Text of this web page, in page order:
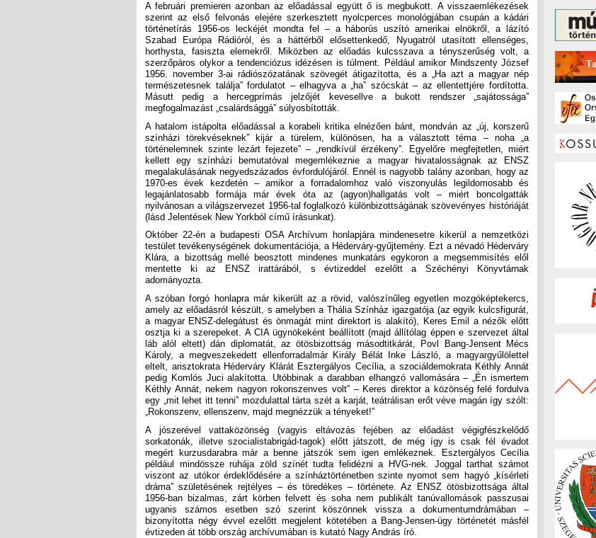
A februári premieren azonban az előadással együtt ő is megbukott. A visszaemlékezések
szerint az első felvonás elejére szerkesztett nyolcperces monológjában csupán a kádári
történetírás 1956-os leckéjét mondta fel – a háborús uszító amerikai elnökről, a lázító
Szabad Európa Rádióról, és a háttérből elősettenkedő, Nyugatról utasított ellenséges,
horthysta, fasiszta elemekről. Miközben az előadás kulcsszava a tényszerűség volt, a
szerzőpáros olykor a tendenciózus idézésen is túlment. Például amikor Mindszenty József
1956. november 3-ai rádiószózatának szövegét átigazította, és a „Ha azt a magyar nép
természetesnek találja” fordulatot – elhagyva a „ha” szócskát – az ellentettjére fordította.
Másutt pedig a hercegprímás jelzőjét kevesellve a bukott rendszer „sajátossága”
megfogalmazást „csalárdsággá” súlyosbították.
A hatalom istápolta előadással a korabeli kritika elnézően bánt, mondván az „új, korszerű
színházi törekvéseknek” kijár a türelem, különösen, ha a választott téma – noha „a
történelemnek szinte lezárt fejezete” – „rendkívül érzékeny”. Egyelőre megfejtetlen, miért
kellett egy színházi bemutatóval megemlékeznie a magyar hivatalosságnak az ENSZ
megalakulásának negyedszázados évfordulójáról. Ennél is nagyobb talány azonban, hogy az
1970-es évek kezdetén – amikor a forradalomhoz való viszonyulás legildomosabb és
legajánlatosabb formája már évek óta az (agyon)hallgatás volt – miért boncolgatták
nyilvánosan a világszervezet 1956-tal foglalkozó különbizottságának szövevényes históriáját
(lásd Jelentések New Yorkból című írásunkat).
Október 22-én a budapesti OSA Archívum honlapjára mindenesetre kikerül a nemzetközi
testület tevékenységének dokumentációja, a Héderváry-gyűjtemény. Ezt a névadó Héderváry
Klára, a bizottság mellé beosztott mindenes munkatárs egykoron a megsemmisítés elől
mentette ki az ENSZ irattárából, s évtizeddel ezelőtt a Széchényi Könyvtárnak
adományozta.
A szóban forgó honlapra már kikerült az a rövid, valószínűleg egyetlen mozgóképtekercs,
amely az előadásról készült, s amelyben a Thália Színház igazgatója (az egyik kulcsfigurát,
a magyar ENSZ-delegátust és önmagát mint direktort is alakító), Keres Emil a nézők előtt
osztja ki a szerepeket. A CIA ügynökeként beállított (majd állítólag éppen e szervezet által
láb alól eltett) dán diplomatát, az ötösbizottság másodtitkárát, Povl Bang-Jensent Mécs
Károly, a megveszekedett ellenforradalmár Király Bélát Inke László, a magyargyűlölettel
eltelt, arisztokrata Héderváry Klárát Esztergályos Cecília, a szociáldemokrata Kéthly Annát
pedig Komlós Juci alakította. Utóbbinak a darabban elhangzó vallomására – „Én ismertem
Kéthly Annát, nekem nagyon rokonszenves volt” – Keres direktor a közönség felé fordulva
egy „mit lehet itt tenni” mozdulattal tárta szét a karját, teátrálisan erőt véve magán így szólt:
„Rokonszenv, ellenszenv, majd megnézzük a tényeket!”
A jószerével vattaközönség (vagyis eltávozás fejében az előadást végigfészkelődő
sorkatonák, illetve szocialistabrigád-tagok) előtt játszott, de még így is csak fél évadot
megért kurzusdarabra már a benne játszók sem igen emlékeznek. Esztergályos Cecília
például mindössze ruhája zöld színét tudta felidézni a HVG-nek. Joggal tarthat számot
viszont az utókor érdeklődésére a színháztörténetben szinte nyomot sem hagyó „kísérleti
dráma” születésének rejtélyes – és töredékes – története. Az ENSZ ötösbizottsága által
1956-ban bizalmas, zárt körben felvett és soha nem publikált tanúvallomások passzusai
ugyanis számos esetben szó szerint köszönnek vissza a dokumentumdrámában –
bizonyította négy évvel ezelőtt megjelent kötetében a Bang-Jensen-ügy történetét másfél
évtizeden át több ország archívumában is kutató Nagy András író.